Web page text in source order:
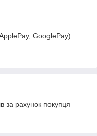
GooglePay)
за рахунок покупця